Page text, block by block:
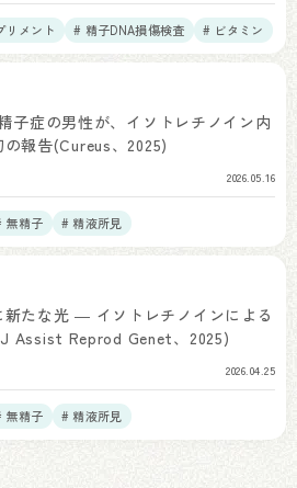
リメント # 精子DNA損傷検査 # ビタミン
子症の男性が、イソトレチノイン内
報告(Cureus、2025)
2026.05.16
無精子 # 精液所見
新たな光 ― イソトレチノインによる
Assist Reprod Genet、2025)
2026.04.25
無精子 # 精液所見